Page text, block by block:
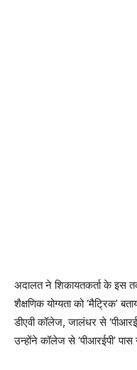
अदालत ने शिकायतकर्ता के इस
शैक्षणिक योग्यता को ‘मैट्रिक’
डीएवी कॉलेज, जालंधर से
उन्होंने कॉलेज से ‘पीआरईपी’ पास